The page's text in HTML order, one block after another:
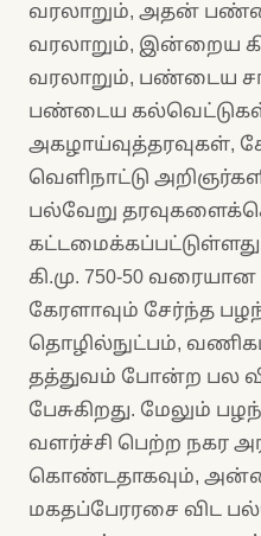
வரலாறும், அதன்
வரலாறும், இன்றைய
வரலாறும், பண்டைய
பண்டைய
அகழாய்வுத்தரவுகள்,
வெளிநாட்டு
பல்வேறு
கி.மு. 750-50
கேரளாவும் சேர்ந்த
தொழில்நுட்பம்,
தத்துவம் போன்ற பல
பேசுகிறது. மேலும்
வளர்ச்சி பெற்ற நகர
கொண்டதாகவும்,
மகதப்பேரரசை விட